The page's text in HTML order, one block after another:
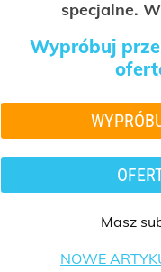
specjalne.
Wypróbuj
Masz
NOWE